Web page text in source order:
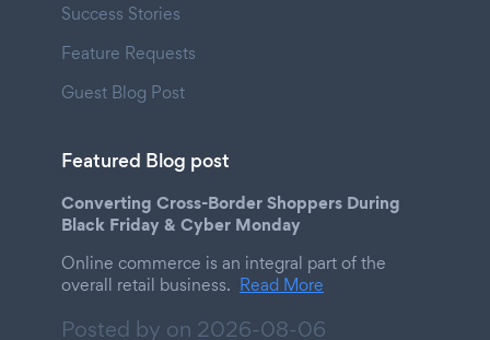
Success Stories
Feature Requests
Guest Blog Post
Featured Blog post
Converting Cross-Border Shoppers During
Black Friday & Cyber Monday
Online commerce is an integral part of the
overall retail business. Read More
Posted by on 2026-08-06